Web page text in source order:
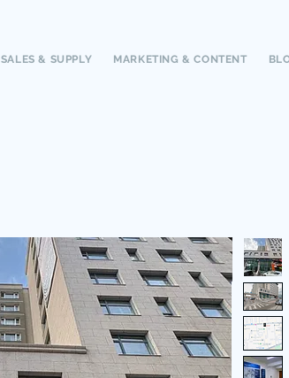
SALES & SUPPLY MARKETING & CONTENT